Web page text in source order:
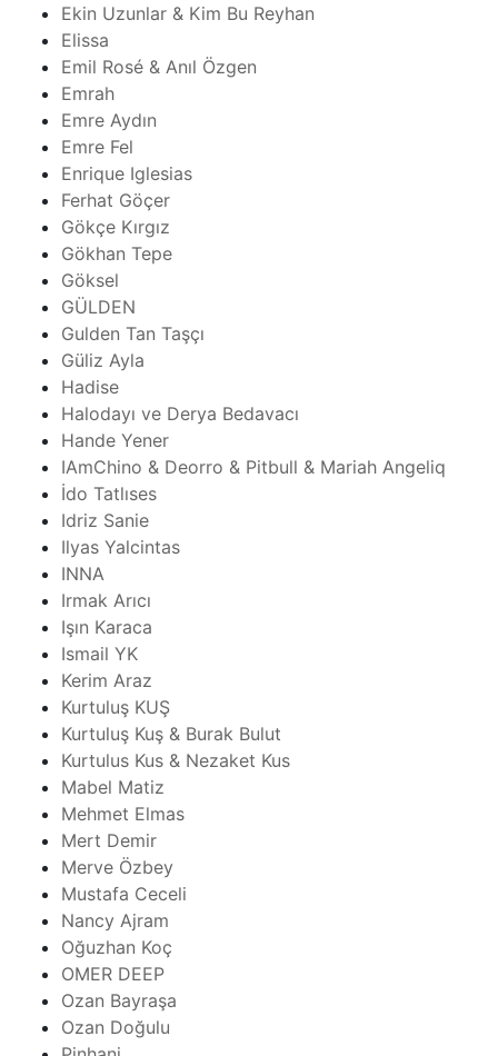
Ekin Uzunlar & Kim Bu Reyhan
Elissa
Emil Rosé & Anıl Özgen
Emrah
Emre Aydın
Emre Fel
Enrique Iglesias
Ferhat Göçer
Gökçe Kırgız
Gökhan Tepe
Göksel
GÜLDEN
Gulden Tan Taşçı
Güliz Ayla
Hadise
Halodayı ve Derya Bedavacı
Hande Yener
IAmChino & Deorro & Pitbull & Mariah Angeliq
İdo Tatlıses
Idriz Sanie
Ilyas Yalcintas
INNA
Irmak Arıcı
Işın Karaca
Ismail YK
Kerim Araz
Kurtuluş KUŞ
Kurtuluş Kuş & Burak Bulut
Kurtulus Kus & Nezaket Kus
Mabel Matiz
Mehmet Elmas
Mert Demir
Merve Özbey
Mustafa Ceceli
Nancy Ajram
Oğuzhan Koç
OMER DEEP
Ozan Bayraşa
Ozan Doğulu